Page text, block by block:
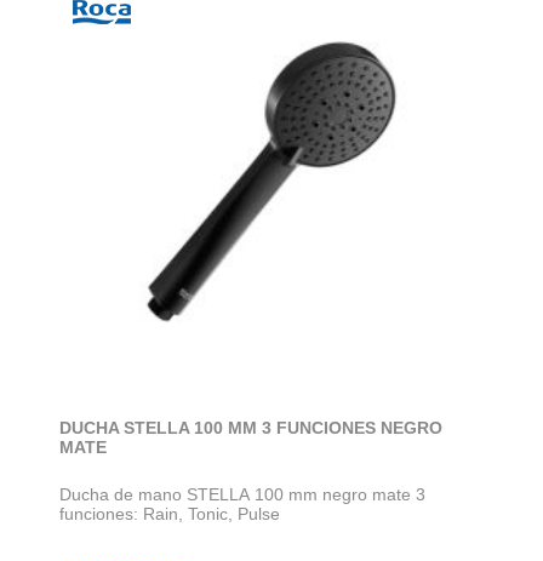
DUCHA STELLA 100 MM 3 FUNCIONES NEGRO
MATE
Ducha de mano STELLA 100 mm negro mate 3
funciones: Rain, Tonic, Pulse